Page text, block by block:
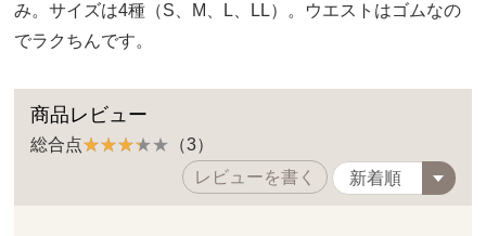
み。サイズは4種（S、M、L、LL）。ウエストはゴムなの
でラクちんです。
商品レビュー
総合点
（3）
レビューを書く